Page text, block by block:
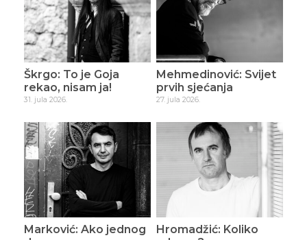
Škrgo: To je Goja
rekao, nisam ja!
31. jula 2026.
Mehmedinović: Svijet
prvih sjećanja
27. jula 2026.
Marković: Ako jednog
Hromadžić: Koliko